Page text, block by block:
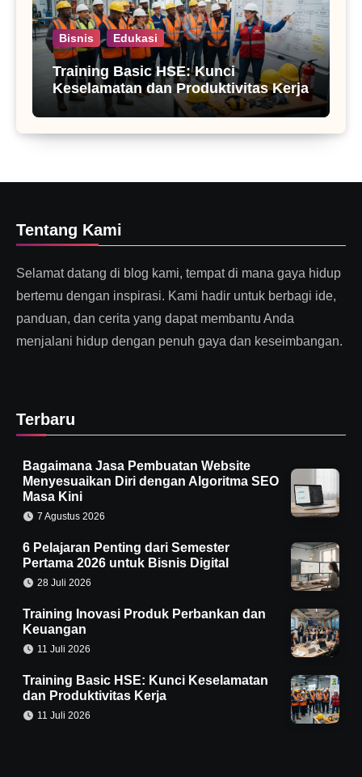
Bisnis Edukasi
Training Basic HSE: Kunci
Keselamatan dan Produktivitas Kerja
Tentang Kami
Selamat datang di blog kami, tempat di mana gaya hidup
bertemu dengan inspirasi. Kami hadir untuk berbagi ide,
panduan, dan cerita yang dapat membantu Anda
menjalani hidup dengan penuh gaya dan keseimbangan.
Terbaru
Bagaimana Jasa Pembuatan Website
Menyesuaikan Diri dengan Algoritma SEO
Masa Kini
7 Agustus 2026
6 Pelajaran Penting dari Semester
Pertama 2026 untuk Bisnis Digital
28 Juli 2026
Training Inovasi Produk Perbankan dan
Keuangan
11 Juli 2026
Training Basic HSE: Kunci Keselamatan
dan Produktivitas Kerja
11 Juli 2026